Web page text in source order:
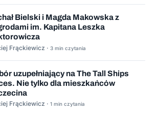
Bielski i Magda Makowska z
im. Kapitana Leszka
Frąckiewicz · 3 min czytania
uzupełniający na The Tall Ships
Nie tylko dla mieszkańców
Frąckiewicz · 1 min czytania